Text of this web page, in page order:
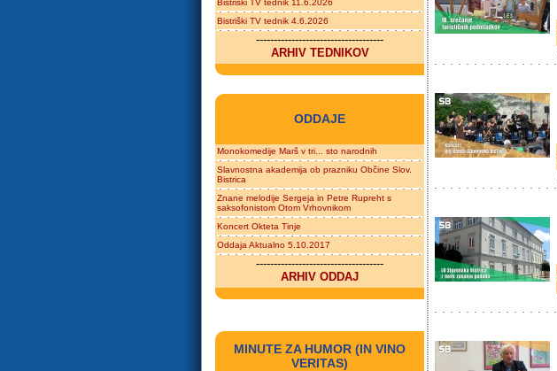
Bistriški TV tednik 11.6.2026
Bistriški TV tednik 4.6.2026
------------------------------------
ARHIV TEDNIKOV
ODDAJE
Monokomedije Marš v tri... sto narodnih
Slavnostna akademija ob prazniku Občine Slov.
Bistrica
Znane melodije Sergeja in Petre Rupreht s
saksofonistom Otom Vrhovnikom
Koncert Okteta Tinje
Oddaja Aktualno 5.10.2017
------------------------------------
ARHIV ODDAJ
MINUTE ZA HUMOR (IN VINO
VERITAS)